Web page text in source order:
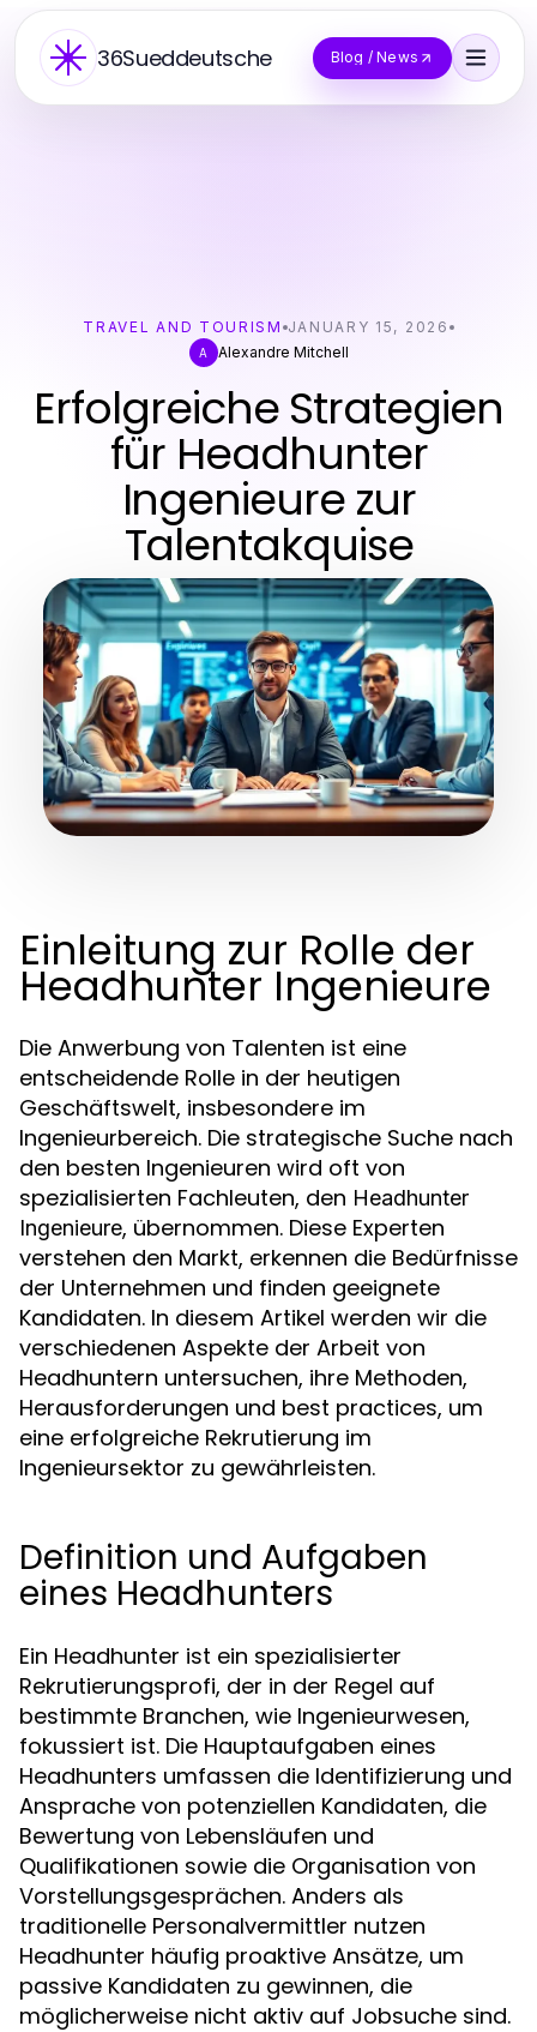
36Sueddeutsche Blog / News
TRAVEL AND TOURISM JANUARY 15, 2026
A Alexandre Mitchell
Erfolgreiche Strategien
für Headhunter
Ingenieure zur
Talentakquise
Einleitung zur Rolle der
Headhunter Ingenieure
Die Anwerbung von Talenten ist eine
entscheidende Rolle in der heutigen
Geschäftswelt, insbesondere im
Ingenieurbereich. Die strategische Suche nach
den besten Ingenieuren wird oft von
spezialisierten Fachleuten, den Headhunter
Ingenieure, übernommen. Diese Experten
verstehen den Markt, erkennen die Bedürfnisse
der Unternehmen und finden geeignete
Kandidaten. In diesem Artikel werden wir die
verschiedenen Aspekte der Arbeit von
Headhuntern untersuchen, ihre Methoden,
Herausforderungen und best practices, um
eine erfolgreiche Rekrutierung im
Ingenieursektor zu gewährleisten.
Definition und Aufgaben
eines Headhunters
Ein Headhunter ist ein spezialisierter
Rekrutierungsprofi, der in der Regel auf
bestimmte Branchen, wie Ingenieurwesen,
fokussiert ist. Die Hauptaufgaben eines
Headhunters umfassen die Identifizierung und
Ansprache von potenziellen Kandidaten, die
Bewertung von Lebensläufen und
Qualifikationen sowie die Organisation von
Vorstellungsgesprächen. Anders als
traditionelle Personalvermittler nutzen
Headhunter häufig proaktive Ansätze, um
passive Kandidaten zu gewinnen, die
möglicherweise nicht aktiv auf Jobsuche sind.